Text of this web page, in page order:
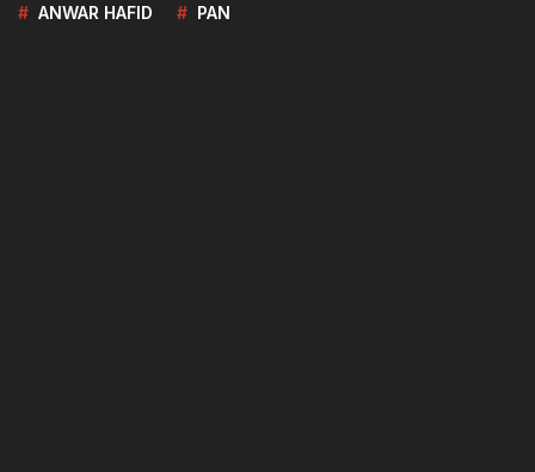
ANWAR HAFID PAN